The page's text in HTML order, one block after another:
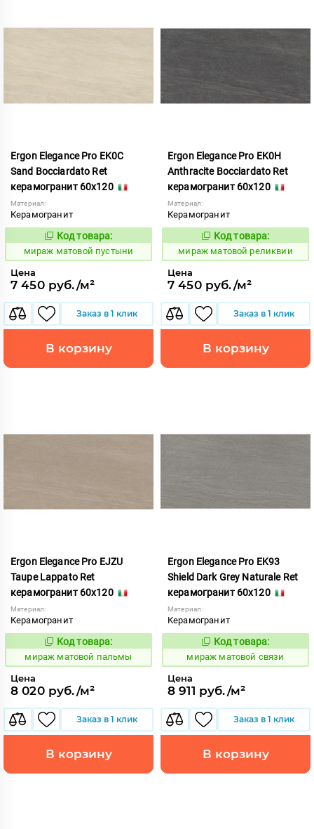
Ergon Elegance Pro EK0C
Sand Bocciardato Ret
керамогранит 60x120
Материал:
Керамогранит
991075
Код товара:
мираж матовой пустыни
Цена
7 450 руб./м²
Заказ в 1 клик
В корзину
Ergon Elegance Pro EK0H
Anthracite Bocciardato Ret
керамогранит 60x120
Материал:
Керамогранит
991080
Код товара:
мираж матовой реликвии
Цена
7 450 руб./м²
Заказ в 1 клик
В корзину
Ergon Elegance Pro EJZU
Taupe Lappato Ret
керамогранит 60x120
Материал:
Керамогранит
991067
Код товара:
мираж матовой пальмы
Цена
8 020 руб./м²
Заказ в 1 клик
В корзину
Ergon Elegance Pro EK93
Shield Dark Grey Naturale Ret
керамогранит 60x120
Материал:
Керамогранит
991086
Код товара:
мираж матовой связи
Цена
8 911 руб./м²
Заказ в 1 клик
В корзину